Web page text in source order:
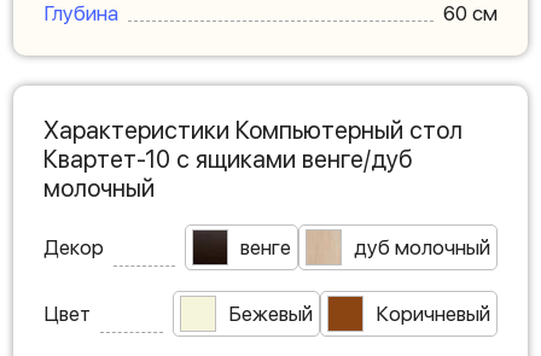
Глубина
60 см
Характеристики Компьютерный стол
Квартет-10 с ящиками венге/дуб
молочный
Декор венге дуб молочный
Цвет Бежевый Коричневый